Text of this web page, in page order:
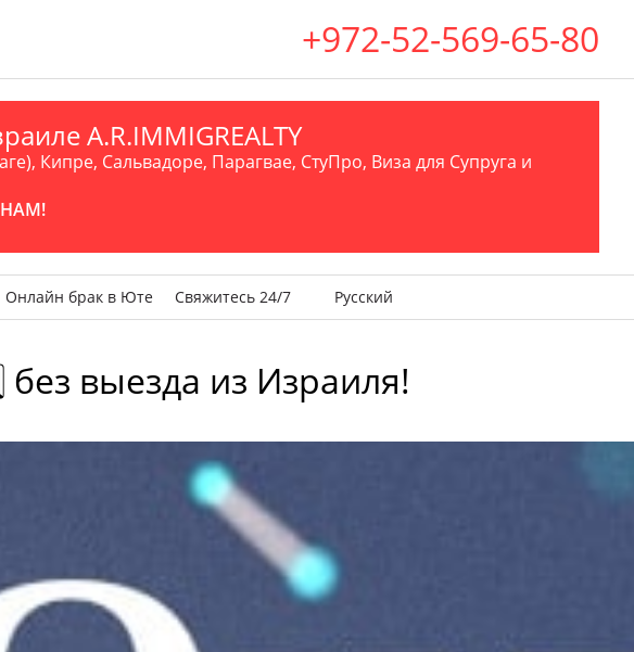
+972-52-569-65-80
A.R.IMMIGREALTY
Кипре, Сальвадоре, Парагвае, СтуПро, Виза для Супруга и
Онлайн брак в Юте Свяжитесь 24/7 Русский
выезда из Израиля!